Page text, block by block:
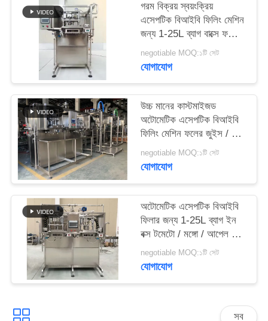
ম্যাপ
PRIVACY
POLICY
গরম বিক্রয় স্বয়ংক্রিয়
এসেপটিক বিআইবি ফিলিং মেশিন
জন্য 1-25L ব্যাগ বাক্সে ফলের
জুইস / দুধ / তেল ফিলার একক
বা ডাবল মাথা
negotiable MOQ:১টি সেট
যোগাযোগ
উচ্চ মানের কাস্টমাইজড
অটোমেটিক এসেপটিক বিআইবি
ফিলিং মেশিন ফলের জুইস / দুধ
/ সস ফিলারের জন্য বাক্সে 2L /
5L / 20L ব্যাগ
negotiable MOQ:১টি সেট
যোগাযোগ
অটোমেটিক এসেপটিক বিআইবি
ফিলার জন্য 1-25L ব্যাগ ইন
বক্স টমেটো / মঙ্গো / আপেল সস
ফিলিং মেশিন SUS304/316
কাস্টমাইজড
negotiable MOQ:১টি সেট
যোগাযোগ
সব